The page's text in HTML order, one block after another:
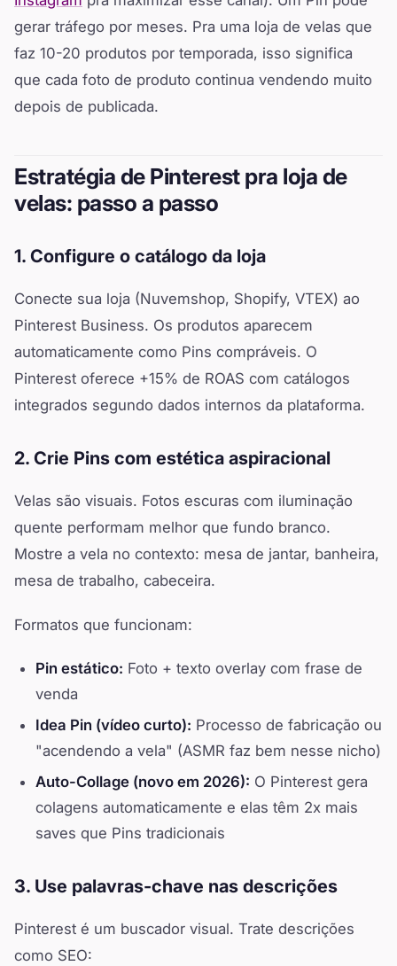
gerar tráfego por meses. Pra uma loja de velas que
faz 10-20 produtos por temporada, isso significa
que cada foto de produto continua vendendo muito
depois de publicada.
Estratégia de Pinterest pra loja de
velas: passo a passo
1. Configure o catálogo da loja
Conecte sua loja (Nuvemshop, Shopify, VTEX) ao
Pinterest Business. Os produtos aparecem
automaticamente como Pins compráveis. O
Pinterest oferece +15% de ROAS com catálogos
integrados segundo dados internos da plataforma.
2. Crie Pins com estética aspiracional
Velas são visuais. Fotos escuras com iluminação
quente performam melhor que fundo branco.
Mostre a vela no contexto: mesa de jantar, banheira,
mesa de trabalho, cabeceira.
Formatos que funcionam:
Pin estático: Foto + texto overlay com frase de
venda
Idea Pin (vídeo curto): Processo de fabricação ou
"acendendo a vela" (ASMR faz bem nesse nicho)
Auto-Collage (novo em 2026): O Pinterest gera
colagens automaticamente e elas têm 2x mais
saves que Pins tradicionais
3. Use palavras-chave nas descrições
Pinterest é um buscador visual. Trate descrições
como SEO: